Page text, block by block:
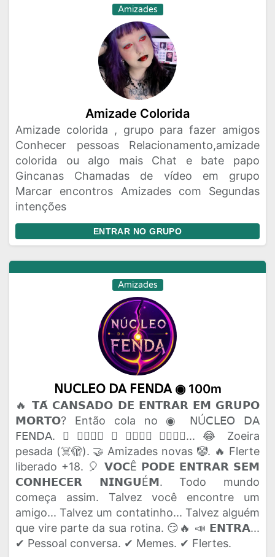
Amizades
Amizade Colorida
Amizade colorida , grupo para fazer amigos
Conhecer pessoas Relacionamento,amizade
colorida ou algo mais Chat e bate papo
Gincanas Chamadas de vídeo em grupo
Marcar encontros Amizades com Segundas
intenções
ENTRAR NO GRUPO
Amizades
𝖭𝖴𝖢𝖫𝖤𝖮 𝖣𝖠 𝖥𝖤𝖭𝖣𝖠 ◉ 100m
🔥 𝗧𝗔́ 𝗖𝗔𝗡𝗦𝗔𝗗𝗢 𝗗𝗘 𝗘𝗡𝗧𝗥𝗔𝗥 𝗘𝗠 𝗚𝗥𝗨𝗣𝗢
𝗠𝗢𝗥𝗧𝗢? Então cola no ◉ 𝖭Ú𝖢𝖫𝖤𝖮 𝖣𝖠
𝖥𝖤𝖭𝖣𝖠. 🫟 𝗔𝗤𝗨𝗜 𝗢 𝗣𝗔𝗣𝗢 𝗙𝗟𝗨𝗜... 😂 Zoeira
pesada (☠️🫣). 🤝 Amizades novas 🤡. 🔥 Flerte
liberado +18. 🎈 𝗩𝗢𝗖Ê 𝗣𝗢𝗗𝗘 𝗘𝗡𝗧𝗥𝗔𝗥 𝗦𝗘𝗠
𝗖𝗢𝗡𝗛𝗘𝗖𝗘𝗥 𝗡𝗜𝗡𝗚𝗨É𝗠. Todo mundo
começa assim. Talvez você encontre um
amigo... Talvez um contatinho... Talvez alguém
que vire parte da sua rotina. 😏🔥 📣 𝗘𝗡𝗧𝗥𝗔...
✔ Pessoal conversa. ✔ Memes. ✔ Flertes.